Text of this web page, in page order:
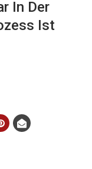
In Der
Ist